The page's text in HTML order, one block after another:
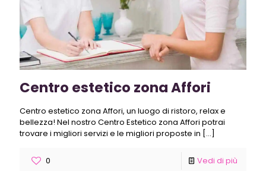
Centro estetico zona Affori
Centro estetico zona Affori, un luogo di ristoro, relax e
bellezza! Nel nostro Centro Estetico zona Affori potrai
trovare i migliori servizi e le migliori proposte in […]
0 Vedi di più